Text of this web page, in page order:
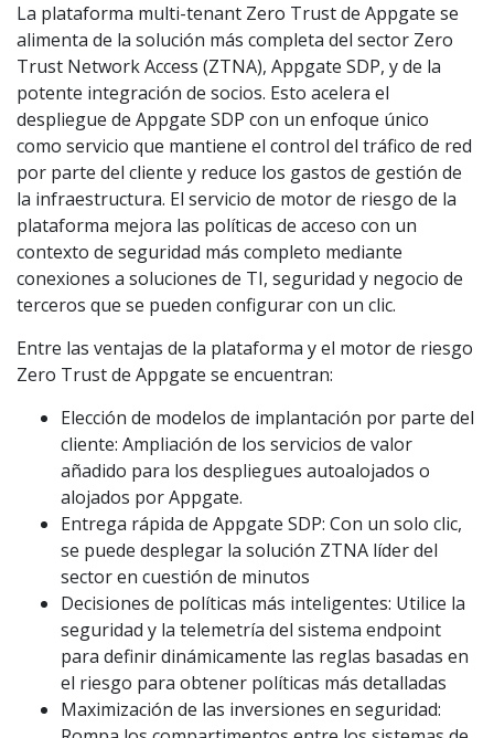
La plataforma multi-tenant Zero Trust de Appgate se
alimenta de la solución más completa del sector Zero
Trust Network Access (ZTNA), Appgate SDP, y de la
potente integración de socios. Esto acelera el
despliegue de Appgate SDP con un enfoque único
como servicio que mantiene el control del tráfico de red
por parte del cliente y reduce los gastos de gestión de
la infraestructura. El servicio de motor de riesgo de la
plataforma mejora las políticas de acceso con un
contexto de seguridad más completo mediante
conexiones a soluciones de TI, seguridad y negocio de
terceros que se pueden configurar con un clic.
Entre las ventajas de la plataforma y el motor de riesgo
Zero Trust de Appgate se encuentran:
Elección de modelos de implantación por parte del
cliente: Ampliación de los servicios de valor
añadido para los despliegues autoalojados o
alojados por Appgate.
Entrega rápida de Appgate SDP: Con un solo clic,
se puede desplegar la solución ZTNA líder del
sector en cuestión de minutos
Decisiones de políticas más inteligentes: Utilice la
seguridad y la telemetría del sistema endpoint
para definir dinámicamente las reglas basadas en
el riesgo para obtener políticas más detalladas
Maximización de las inversiones en seguridad: